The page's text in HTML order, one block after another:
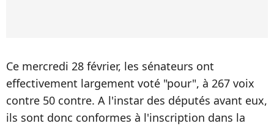
Ce mercredi 28 février, les sénateurs ont
effectivement largement voté "pour", à 267 voix
contre 50 contre. A l'instar des députés avant eux,
ils sont donc conformes à l'inscription dans la